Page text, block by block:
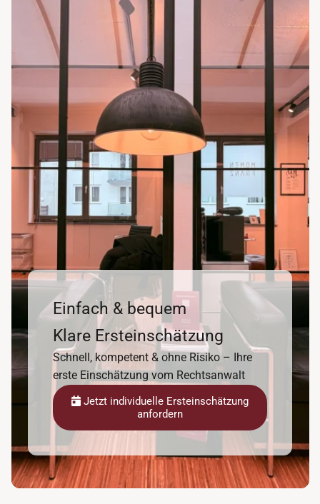
Einfach & bequem
Klare Ersteinschätzung
Schnell, kompetent & ohne Risiko – Ihre
erste Einschätzung vom Rechtsanwalt
Jetzt individuelle Ersteinschätzung
anfordern